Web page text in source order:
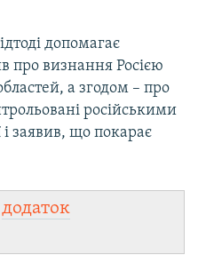
допомагає
про визнання Росією
а згодом – про
російськими
і заявив, що покарає
додаток